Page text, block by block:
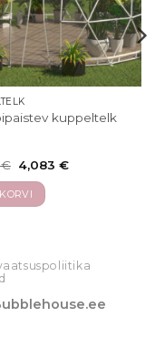
kuppeltelk
€ 4,083 €